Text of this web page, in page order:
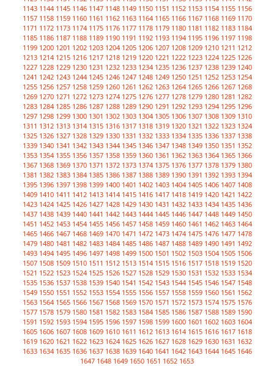
1143 1144 1145 1146 1147 1148 1149 1150 1151 1152 1153 1154 1155 1156
1157 1158 1159 1160 1161 1162 1163 1164 1165 1166 1167 1168 1169 1170
1171 1172 1173 1174 1175 1176 1177 1178 1179 1180 1181 1182 1183 1184
1185 1186 1187 1188 1189 1190 1191 1192 1193 1194 1195 1196 1197 1198
1199 1200 1201 1202 1203 1204 1205 1206 1207 1208 1209 1210 1211 1212
1213 1214 1215 1216 1217 1218 1219 1220 1221 1222 1223 1224 1225 1226
1227 1228 1229 1230 1231 1232 1233 1234 1235 1236 1237 1238 1239 1240
1241 1242 1243 1244 1245 1246 1247 1248 1249 1250 1251 1252 1253 1254
1255 1256 1257 1258 1259 1260 1261 1262 1263 1264 1265 1266 1267 1268
1269 1270 1271 1272 1273 1274 1275 1276 1277 1278 1279 1280 1281 1282
1283 1284 1285 1286 1287 1288 1289 1290 1291 1292 1293 1294 1295 1296
1297 1298 1299 1300 1301 1302 1303 1304 1305 1306 1307 1308 1309 1310
1311 1312 1313 1314 1315 1316 1317 1318 1319 1320 1321 1322 1323 1324
1325 1326 1327 1328 1329 1330 1331 1332 1333 1334 1335 1336 1337 1338
1339 1340 1341 1342 1343 1344 1345 1346 1347 1348 1349 1350 1351 1352
1353 1354 1355 1356 1357 1358 1359 1360 1361 1362 1363 1364 1365 1366
1367 1368 1369 1370 1371 1372 1373 1374 1375 1376 1377 1378 1379 1380
1381 1382 1383 1384 1385 1386 1387 1388 1389 1390 1391 1392 1393 1394
1395 1396 1397 1398 1399 1400 1401 1402 1403 1404 1405 1406 1407 1408
1409 1410 1411 1412 1413 1414 1415 1416 1417 1418 1419 1420 1421 1422
1423 1424 1425 1426 1427 1428 1429 1430 1431 1432 1433 1434 1435 1436
1437 1438 1439 1440 1441 1442 1443 1444 1445 1446 1447 1448 1449 1450
1451 1452 1453 1454 1455 1456 1457 1458 1459 1460 1461 1462 1463 1464
1465 1466 1467 1468 1469 1470 1471 1472 1473 1474 1475 1476 1477 1478
1479 1480 1481 1482 1483 1484 1485 1486 1487 1488 1489 1490 1491 1492
1493 1494 1495 1496 1497 1498 1499 1500 1501 1502 1503 1504 1505 1506
1507 1508 1509 1510 1511 1512 1513 1514 1515 1516 1517 1518 1519 1520
1521 1522 1523 1524 1525 1526 1527 1528 1529 1530 1531 1532 1533 1534
1535 1536 1537 1538 1539 1540 1541 1542 1543 1544 1545 1546 1547 1548
1549 1550 1551 1552 1553 1554 1555 1556 1557 1558 1559 1560 1561 1562
1563 1564 1565 1566 1567 1568 1569 1570 1571 1572 1573 1574 1575 1576
1577 1578 1579 1580 1581 1582 1583 1584 1585 1586 1587 1588 1589 1590
1591 1592 1593 1594 1595 1596 1597 1598 1599 1600 1601 1602 1603 1604
1605 1606 1607 1608 1609 1610 1611 1612 1613 1614 1615 1616 1617 1618
1619 1620 1621 1622 1623 1624 1625 1626 1627 1628 1629 1630 1631 1632
1633 1634 1635 1636 1637 1638 1639 1640 1641 1642 1643 1644 1645 1646
1647 1648 1649 1650 1651 1652 1653